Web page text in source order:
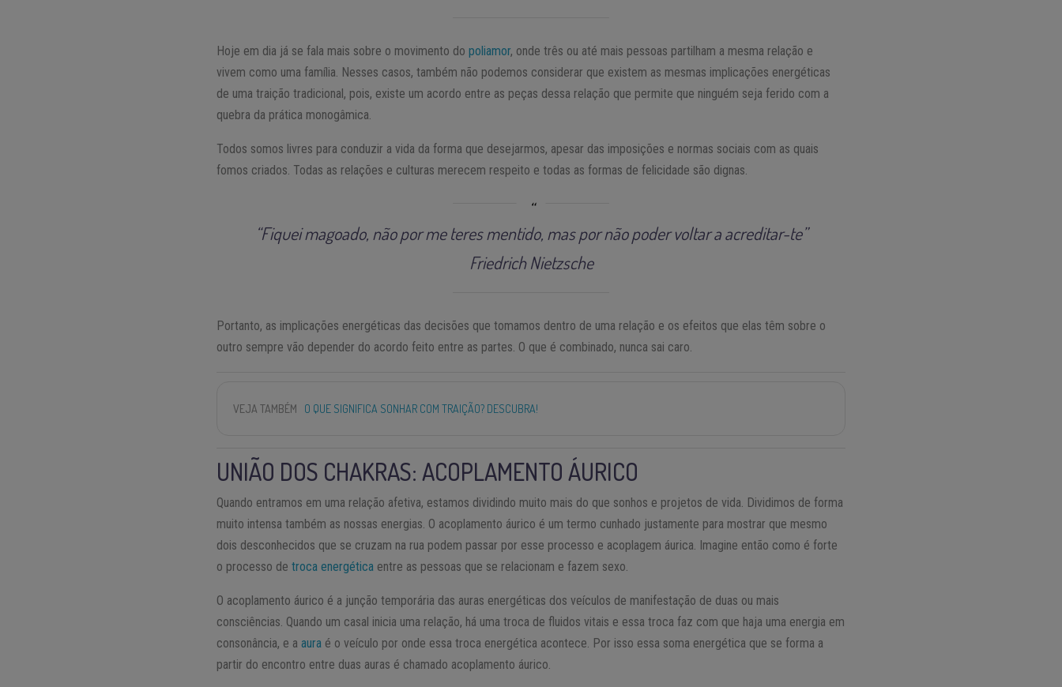
Hoje em dia já se fala mais sobre o movimento dopoliamor, onde três ou até mais pessoas partilham a mesma relação e
vivem como uma família. Nesses casos, também não podemos considerar que existem as mesmas implicações energéticas
de uma traição tradicional, pois, existe um acordo entre as peças dessa relação que permite que ninguém seja ferido com a
quebra da prática monogâmica.
Todos somos livres para conduzir a vida da forma que desejarmos, apesar das imposições e normas sociais com as quais
fomos criados. Todas as relações e culturas merecem respeito e todas as formas de felicidade são dignas.
“Fiquei magoado, não por me teres mentido, mas por não poder voltar a acreditar-te”
Friedrich Nietzsche
Portanto, as implicações energéticas das decisões que tomamos dentro de uma relação e os efeitos que elas têm sobre o
outro sempre vão depender do acordo feito entre as partes. O que é combinado, nunca sai caro.
VEJA TAMBÉM O QUE SIGNIFICA SONHAR COM TRAIÇÃO? DESCUBRA!
UNIÃO DOS CHAKRAS: ACOPLAMENTO ÁURICO
Quando entramos em uma relação afetiva, estamos dividindo muito mais do que sonhos e projetos de vida. Dividimos de forma
muito intensa também as nossas energias. O acoplamento áurico é um termo cunhado justamente para mostrar que mesmo
dois desconhecidos que se cruzam na rua podem passar por esse processo e acoplagem áurica. Imagine então como é forte
o processo detroca energética entre as pessoas que se relacionam e fazem sexo.
O acoplamento áurico é a junção temporária das auras energéticas dos veículos de manifestação de duas ou mais
consciências. Quando um casal inicia uma relação, há uma troca de fluidos vitais e essa troca faz com que haja uma energia em
consonância, e aaura é o veículo por onde essa troca energética acontece. Por isso essa soma energética que se forma a
partir do encontro entre duas auras é chamado acoplamento áurico.